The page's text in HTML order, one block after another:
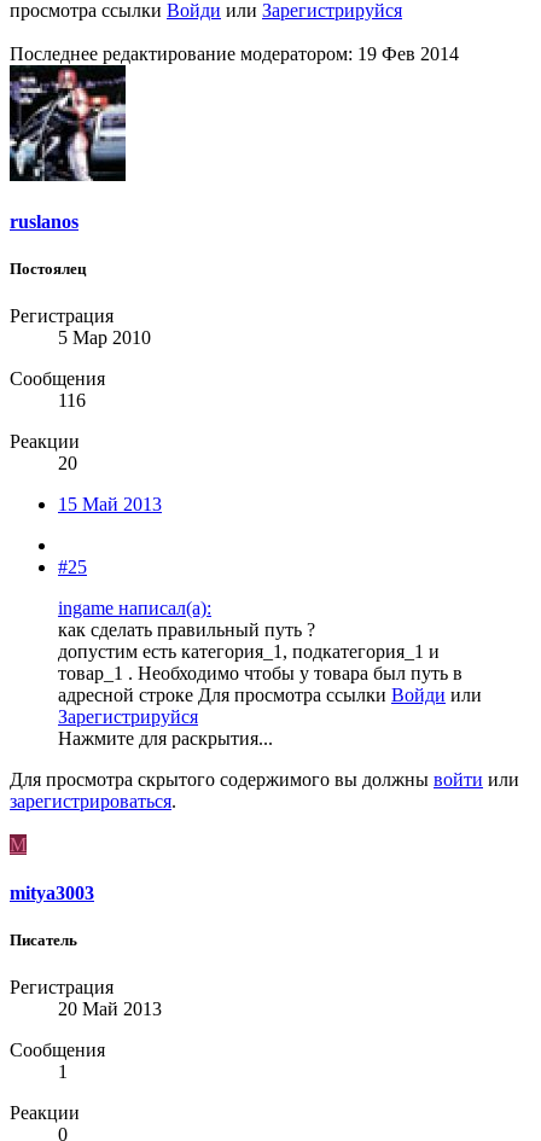
просмотра ссылки Войди или Зарегистрируйся
Последнее редактирование модератором: 19 Фев 2014
ruslanos
Постоялец
Регистрация
5 Мар 2010
Сообщения
116
Реакции
20
15 Май 2013
#25
ingame написал(а):
как сделать правильный путь ?
допустим есть категория_1, подкатегория_1 и
товар_1 . Необходимо чтобы у товара был путь в
адресной строке Для просмотра ссылки Войди или
Зарегистрируйся
Нажмите для раскрытия...
Для просмотра скрытого содержимого вы должны войти или
зарегистрироваться.
M
mitya3003
Писатель
Регистрация
20 Май 2013
Сообщения
1
Реакции
0